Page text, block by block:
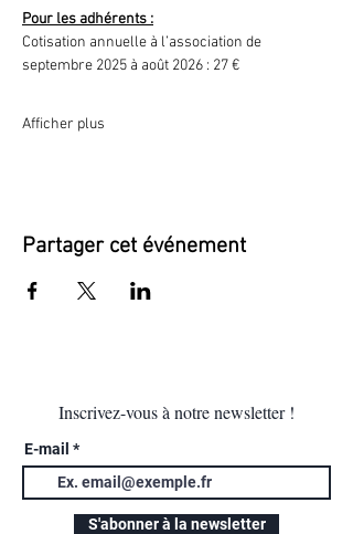
Pour les adhérents :
Cotisation annuelle à l’association de
septembre 2025 à août 2026 : 27 €
Afficher plus
Partager cet événement
Inscrivez-vous à notre newsletter !
E-mail
S'abonner à la newsletter